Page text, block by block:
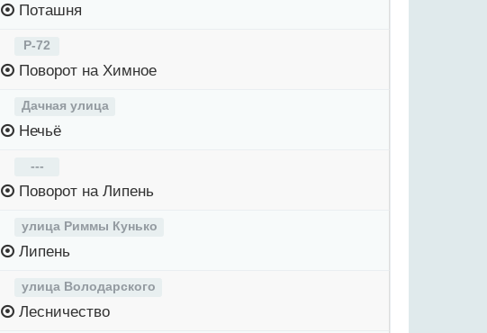
Поташня
Р-72
Поворот на Химное
Дачная улица
Нечьё
---
Поворот на Липень
улица Риммы Кунько
Липень
улица Володарского
Лесничество